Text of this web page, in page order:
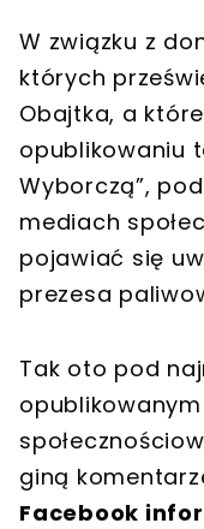
W związku z
których
Obajtka, a
opublikowaniu
Wyborczą”,
mediach
pojawiać się
prezesa
Tak oto pod
giną
Facebook